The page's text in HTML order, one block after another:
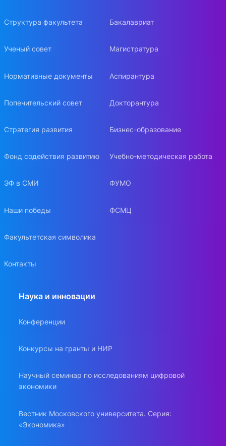
Структура факультета
Ученый совет
Нормативные документы
Попечительский совет
Стратегия развития
Фонд содействия развитию
ЭФ в СМИ
Наши победы
Факультетская символика
Контакты
Бакалавриат
Магистратура
Аспирантура
Докторантура
Бизнес-образование
Учебно-методическая работа
ФУМО
ФСМЦ
Наука и инновации
Конференции
Конкурсы на гранты и НИР
Научный семинар по исследованиям цифровой
экономики
Вестник Московского университета. Серия:
«Экономика»